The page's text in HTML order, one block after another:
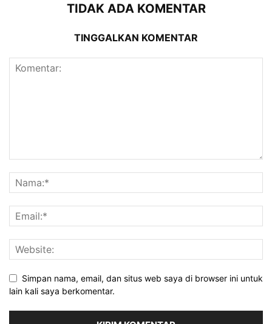
TIDAK ADA KOMENTAR
TINGGALKAN KOMENTAR
Simpan nama, email, dan situs web saya di browser ini untuk
lain kali saya berkomentar.